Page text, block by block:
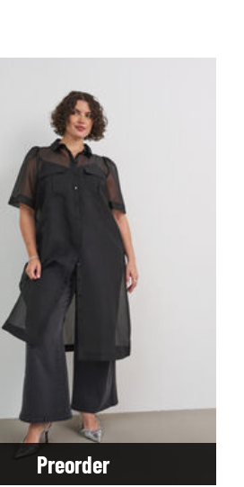
Preorder